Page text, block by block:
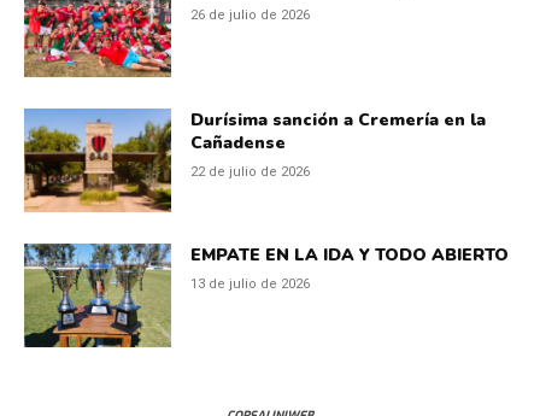
26 de julio de 2026
Durísima sanción a Cremería en la
Cañadense
22 de julio de 2026
EMPATE EN LA IDA Y TODO ABIERTO
13 de julio de 2026